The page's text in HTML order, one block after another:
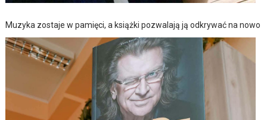
Muzyka zostaje w pamięci, a książki pozwalają ją odkrywać na nowo